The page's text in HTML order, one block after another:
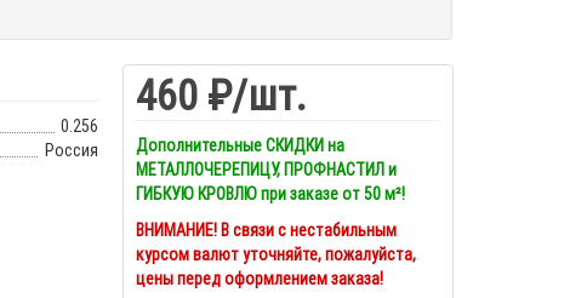
0.256
Россия
460 ₽/шт.
Дополнительные СКИДКИ на
МЕТАЛЛОЧЕРЕПИЦУ, ПРОФНАСТИЛ и
ГИБКУЮ КРОВЛЮ при заказе от 50 м²!
ВНИМАНИЕ! В связи с нестабильным
курсом валют уточняйте, пожалуйста,
цены перед оформлением заказа!